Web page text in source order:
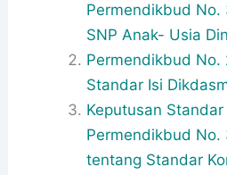
Permendikbud No.
SNP Anak- Usia
Permendikbud No.
Standar Isi
Keputusan
Permendikbud No.
tentang Standar